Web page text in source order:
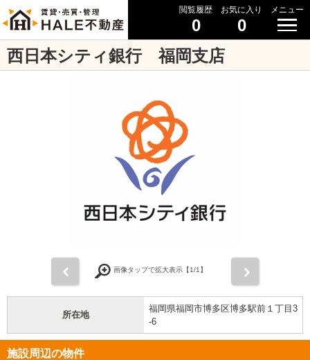
閲覧履歴
0
お気に入り
0
メニュー
西日本シティ銀行 福岡支店
画像タップで拡大表示【1/1】
所在地
福岡県福岡市博多区博多駅前１丁目3
-6
施設周辺の物件